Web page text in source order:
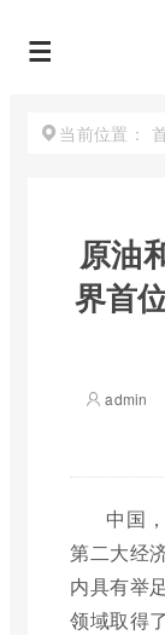
当前位置：
原油
界首
admin
中国
第二大经
内具有举
领域取得